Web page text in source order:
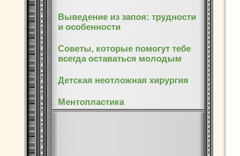
Выведение из запоя: трудности
и особенности
Советы, которые помогут тебе
всегда оставаться молодым
Детская неотложная хирургия
Ментопластика